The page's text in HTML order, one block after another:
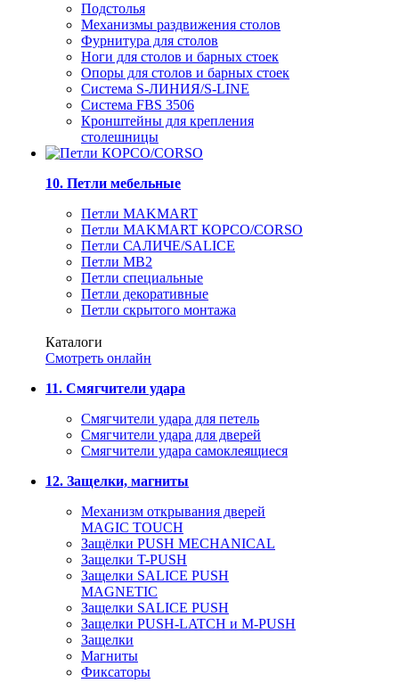
Подстолья
Механизмы раздвижения столов
Фурнитура для столов
Ноги для столов и барных стоек
Опоры для столов и барных стоек
Система S-ЛИНИЯ/S-LINE
Система FBS 3506
Кронштейны для крепления
столешницы
10. Петли мебельные
Петли MAKMART
Петли MAKMART КОРСО/CORSO
Петли САЛИЧЕ/SALICE
Петли MB2
Петли специальные
Петли декоративные
Петли скрытого монтажа
Каталоги
Смотреть онлайн
11. Смягчители удара
Смягчители удара для петель
Смягчители удара для дверей
Cмягчители удара самоклеящиеся
12. Защелки, магниты
Механизм открывания дверей
MAGIC TOUCH
Защёлки PUSH MECHANICAL
Защелки T-PUSH
Защелки SALICE PUSH
MAGNETIC
Защелки SALICE PUSH
Защелки PUSH-LATCH и M-PUSH
Защелки
Магниты
Фиксаторы